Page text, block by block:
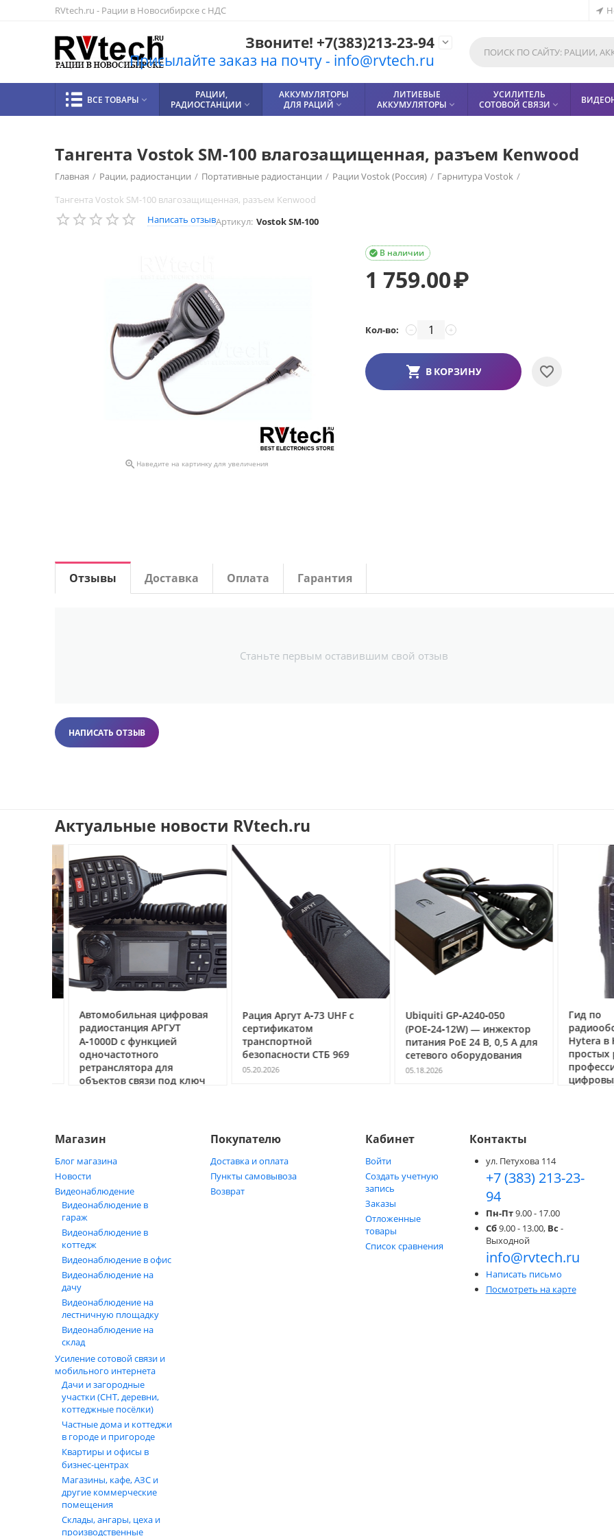
RVtech.ru - Рации в Новосибирске с НДС
Звоните! +7(383)213-23-94
Присылайте заказ на почту - info@rvtech.ru

ВСЕ ТОВАРЫ 
РАЦИИ,
РАДИОСТАНЦИИ 
АККУМУЛЯТОРЫ
ДЛЯ РАЦИЙ 
ЛИТИЕВЫЕ
АККУМУЛЯТОРЫ 
УСИЛИТЕЛЬ
СОТОВОЙ СВЯЗИ 
Тангента Vostok SM-100 влагозащищенная, разъем Kenwood
Главная / Рации, радиостанции / Портативные радиостанции / Рации Vostok (Россия) / Гарнитура Vostok /
Тангента Vostok SM-100 влагозащищенная, разъем Kenwood
Написать отзывАртикул: Vostok SM-100
 Наведите на картинку для увеличения
В наличии

1 759.00₽
Кол-во: +
−
В КОРЗИНУ
Отзывы Доставка Оплата Гарантия
Станьте первым оставившим свой отзыв
НАПИСАТЬ ОТЗЫВ
Актуальные новости RVtech.ru
Автомобильная цифровая
радиостанция АРГУТ
А‑1000D с функцией
одночастотного
ретранслятора для
объектов связи под ключ
Рация Аргут А‑73 UHF с
сертификатом
транспортной
безопасности СТБ 969
05.20.2026
Ubiquiti GP‑A240‑050
(POE‑24‑12W) — инжектор
питания PoE 24 В, 0,5 А для
сетевого оборудования
05.18.2026
Гид по
Hytera в
простых
цифровых
Магазин
Блог магазина
Новости
Видеонаблюдение
Видеонаблюдение в
гараж
Видеонаблюдение в
коттедж
Видеонаблюдение в офис
Видеонаблюдение на
дачу
Видеонаблюдение на
лестничную площадку
Видеонаблюдение на
склад
Усиление сотовой связи и
мобильного интернета
Дачи и загородные
участки (СНТ, деревни,
коттеджные посёлки)
Частные дома и коттеджи
в городе и пригороде
Квартиры и офисы в
бизнес‑центрах
Магазины, кафе, АЗС и
другие коммерческие
помещения
Склады, ангары, цеха и
производственные
Покупателю
Доставка и оплата
Пункты самовывоза
Возврат
Кабинет
Войти
Создать учетную
запись
Заказы
Отложенные
товары
Список сравнения
Контакты
ул. Петухова 114
+7 (383) 213-23-
94
Пн-Пт9.00 - 17.00
Сб9.00 - 13.00, Вс -
Выходной
info@rvtech.ru
Написать письмо
Посмотреть на карте